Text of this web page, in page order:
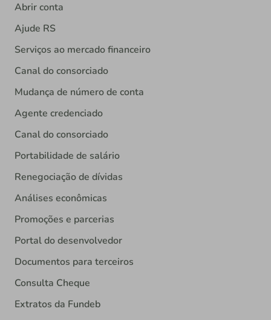
Abrir conta
Ajude RS
Serviços ao mercado financeiro
Canal do consorciado
Mudança de número de conta
Agente credenciado
Canal do consorciado
Portabilidade de salário
Renegociação de dívidas
Análises econômicas
Promoções e parcerias
Portal do desenvolvedor
Documentos para terceiros
Consulta Cheque
Extratos da Fundeb